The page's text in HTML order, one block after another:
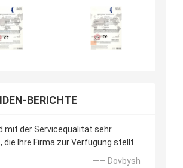
BERICHTE
mit der Servicequalität sehr
die Ihre Firma zur Verfügung stellt.
—— Dovbysh